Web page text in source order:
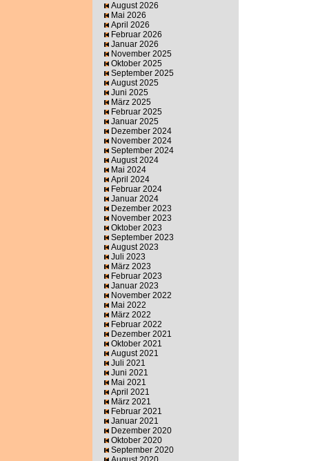
August 2026
Mai 2026
April 2026
Februar 2026
Januar 2026
November 2025
Oktober 2025
September 2025
August 2025
Juni 2025
März 2025
Februar 2025
Januar 2025
Dezember 2024
November 2024
September 2024
August 2024
Mai 2024
April 2024
Februar 2024
Januar 2024
Dezember 2023
November 2023
Oktober 2023
September 2023
August 2023
Juli 2023
März 2023
Februar 2023
Januar 2023
November 2022
Mai 2022
März 2022
Februar 2022
Dezember 2021
Oktober 2021
August 2021
Juli 2021
Juni 2021
Mai 2021
April 2021
März 2021
Februar 2021
Januar 2021
Dezember 2020
Oktober 2020
September 2020